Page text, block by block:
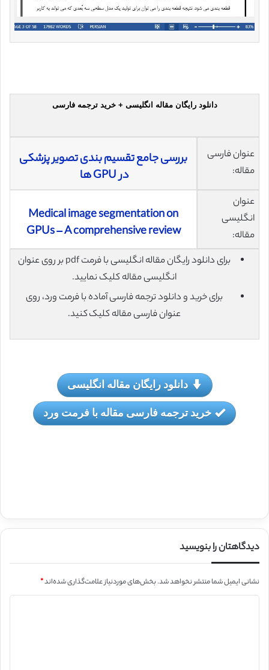
دانلود رایگان مقاله انگلیسی + خرید ترجمه فارسی
عنوان فارسی
مقاله:
بررسی جامع تقسیم بندی تصویر پزشکی
در GPU ها
عنوان
انگلیسی
مقاله:
Medical image segmentation on
GPUs – A comprehensive review
برای دانلود رایگان مقاله انگلیسی با فرمت pdf بر روی عنوان
انگلیسی مقاله کلیک نمایید.
برای خرید و دانلود ترجمه فارسی آماده با فرمت ورد، روی
عنوان فارسی مقاله کلیک کنید.
دانلود رایگان مقاله انگلیسی
خرید ترجمه فارسی مقاله با فرمت ورد
دیدگاهتان را بنویسید
نشانی ایمیل شما منتشر نخواهد شد.بخش‌های موردنیاز علامت‌گذاری شده‌اند*